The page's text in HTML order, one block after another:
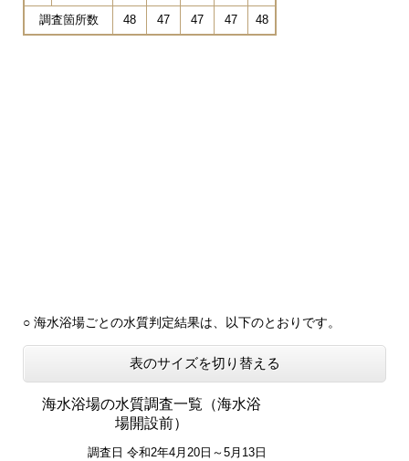
調査箇所数 48 47 47 47 48
○ 海水浴場ごとの水質判定結果は、以下のとおりです。
表のサイズを切り替える
海水浴場の水質調査一覧（海水浴
場開設前）
調査日 令和2年4月20日～5月13日